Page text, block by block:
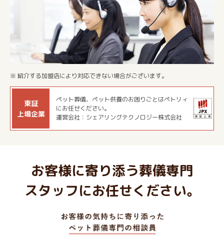
※ 紹介する加盟店により対応できない場合がございます。
東証
上場企業
ペット葬儀、ペット供養のお困りごとはペトリィ
にお任せください。
運営会社：シェアリングテクノロジー株式会社
お客様に寄り添う葬儀専門
スタッフにお任せください。